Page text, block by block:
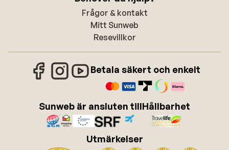
Frågor & kontakt
Mitt Sunweb
Resevillkor
Betala säkert och enkelt
Sunweb är ansluten tillHållbarhet
Utmärkelser